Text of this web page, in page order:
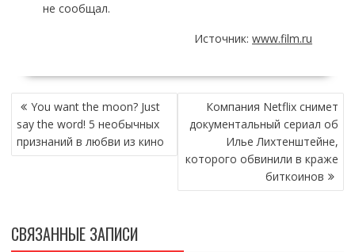
не сообщал.
Источник:www.film.ru
НАВИГАЦИЯ
ПО
ЗАПИСЯМ
You want the moon? Just
say the word! 5 необычных
признаний в любви из кино
Компания Netflix снимет
документальный сериал об
Илье Лихтенштейне,
которого обвинили в краже
биткоинов
СВЯЗАННЫЕ ЗАПИСИ